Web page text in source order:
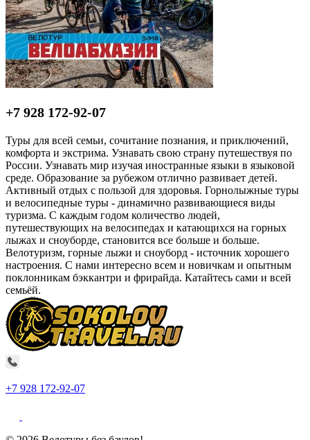
+7 928 172-92-07
Туры для всей семьи, сочитание познания, и приключений,
комфорта и экстрима. Узнавать свою страну путешествуя по
России. Узнавать мир изучая иностранные языки в языковой
среде. Образование за рубежом отлично развивает детей.
Активный отдых с пользой для здоровья. Горнолыжные туры
и велосипедные туры - динамично развивающиеся виды
туризма. С каждым годом количество людей,
путешествующих на велосипедах и катающихся на горных
лыжах и сноуборде, становится все больше и больше.
Велотуризм, горные лыжи и сноуборд - источник хорошего
настроения. С нами интересно всем и новичкам и опытным
поклонникам бэккантри и фрирайда. Катайтесь сами и всей
семьёй.
+7 928 172-92-07